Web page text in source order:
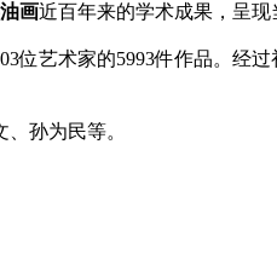
画近百年来的学术成果，呈现
位艺术家的5993件作品。经
孙为民等。